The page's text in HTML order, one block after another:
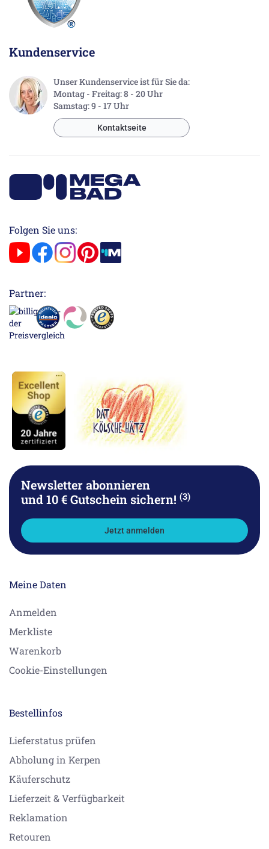
Kundenservice
Unser Kundenservice ist für Sie da:
Montag - Freitag: 8 - 20 Uhr
Samstag: 9 - 17 Uhr
Kontaktseite
Folgen Sie uns:
Partner:
Newsletter abonnieren
und 10 € Gutschein sichern! (3)
Jetzt anmelden
Meine Daten
Anmelden
Merkliste
Warenkorb
Cookie-Einstellungen
Bestellinfos
Lieferstatus prüfen
Abholung in Kerpen
Käuferschutz
Lieferzeit & Verfügbarkeit
Reklamation
Retouren